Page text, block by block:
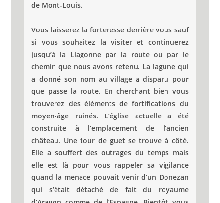
de Mont-Louis.
Vous laisserez la forteresse derrière vous sauf
si vous souhaitez la visiter et continuerez
jusqu’à la Llagonne par la route ou par le
chemin que nous avons retenu. La lagune qui
a donné son nom au village a disparu pour
que passe la route. En cherchant bien vous
trouverez des éléments de fortifications du
moyen-âge ruinés. L’église actuelle a été
construite à l’emplacement de l’ancien
château. Une tour de guet se trouve à côté.
Elle a souffert des outrages du temps mais
elle est là pour vous rappeler sa vigilance
quand la menace pouvait venir d’un Donezan
qui s’était détaché de fait du royaume